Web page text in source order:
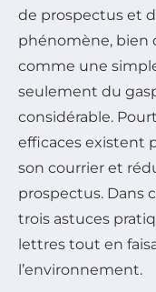
de prospectus et
phénomène, bien
comme une
seulement du
considérable.
efficaces existent
son courrier et
prospectus. Dans
trois astuces
lettres tout en
l’environnement.